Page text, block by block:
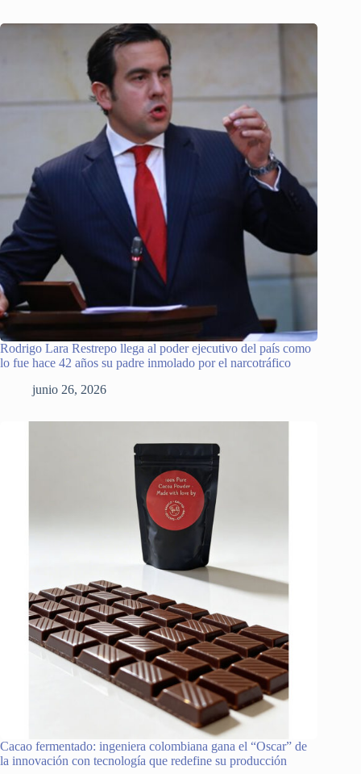
Rodrigo Lara Restrepo llega al poder ejecutivo del país como
lo fue hace 42 años su padre inmolado por el narcotráfico
junio 26, 2026
Cacao fermentado: ingeniera colombiana gana el “Oscar” de
la innovación con tecnología que redefine su producción